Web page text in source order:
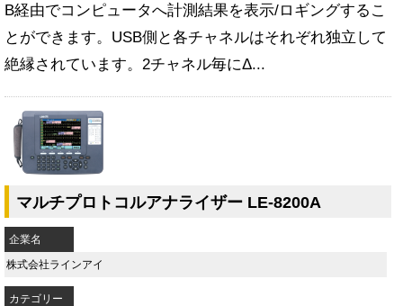
B経由でコンピュータへ計測結果を表示/ロギングするこ
とができます。USB側と各チャネルはそれぞれ独立して
絶縁されています。2チャネル毎にΔ...
マルチプロトコルアナライザー LE-8200A
企業名
株式会社ラインアイ
カテゴリー